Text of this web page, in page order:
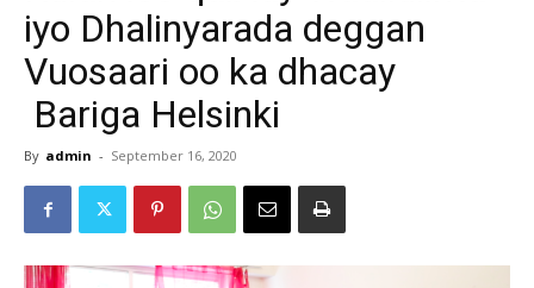
iyo Dhalinyarada deggan
Vuosaari oo ka dhacay
Bariga Helsinki
By admin - September 16, 2020